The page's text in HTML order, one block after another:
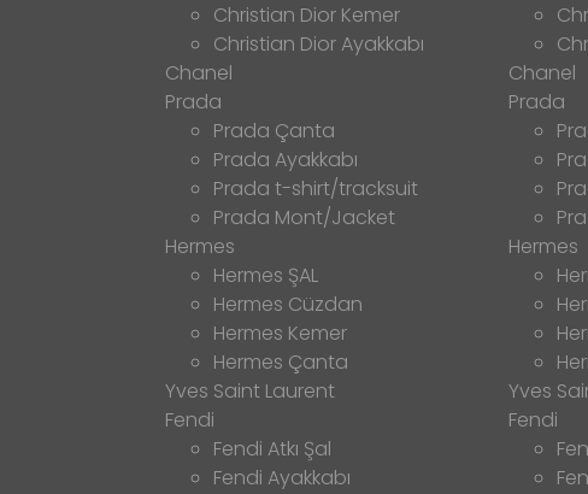
Christian Dior Kemer
Christian Dior Ayakkabı
Chanel
Prada
Prada Çanta
Prada Ayakkabı
Prada t-shirt/tracksuit
Prada Mont/Jacket
Hermes
Hermes ŞAL
Hermes Cüzdan
Hermes Kemer
Hermes Çanta
Yves Saint Laurent
Fendi
Fendi Atkı Şal
Fendi Ayakkabı
Chanel
Prada
Hermes
Yves
Fendi